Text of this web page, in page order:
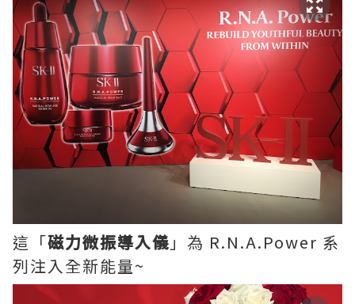
這「磁力微振導入儀 」為 R.N.A.Power 系
列注入全新能量~